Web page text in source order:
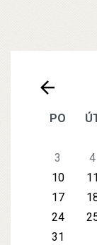
PO
3
4
10
11
17
24
31